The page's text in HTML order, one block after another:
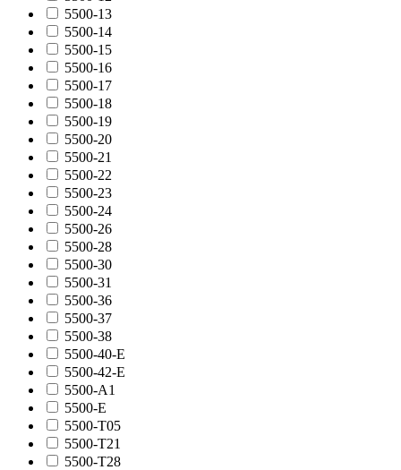
5500-13
5500-14
5500-15
5500-16
5500-17
5500-18
5500-19
5500-20
5500-21
5500-22
5500-23
5500-24
5500-26
5500-28
5500-30
5500-31
5500-36
5500-37
5500-38
5500-40-E
5500-42-E
5500-A1
5500-E
5500-T05
5500-T21
5500-T28